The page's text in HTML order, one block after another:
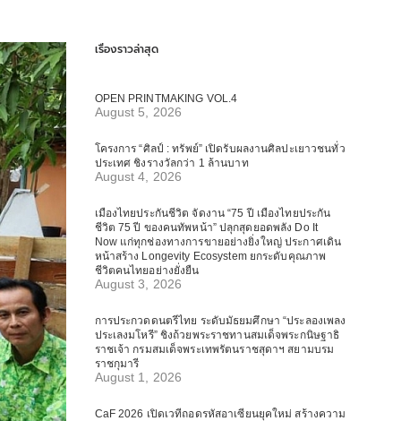
เรื่องราวล่าสุด
OPEN PRINTMAKING VOL.4
August 5, 2026
โครงการ “ศิลป์ : ทรัพย์” เปิดรับผลงานศิลปะเยาวชนทั่ว
ประเทศ ชิงรางวัลกว่า 1 ล้านบาท
August 4, 2026
เมืองไทยประกันชีวิต จัดงาน “75 ปี เมืองไทยประกัน
ชีวิต 75 ปี ของคนทัพหน้า” ปลุกสุดยอดพลัง Do It
Now แก่ทุกช่องทางการขายอย่างยิ่งใหญ่ ประกาศเดิน
หน้าสร้าง Longevity Ecosystem ยกระดับคุณภาพ
ชีวิตคนไทยอย่างยั่งยืน
August 3, 2026
การประกวดดนตรีไทย ระดับมัธยมศึกษา “ประลองเพลง
ประเลงมโหรี” ชิงถ้วยพระราชทานสมเด็จพระกนิษฐาธิ
ราชเจ้า กรมสมเด็จพระเทพรัตนราชสุดาฯ สยามบรม
ราชกุมารี
August 1, 2026
CaF 2026 เปิดเวทีถอดรหัสอาเซียนยุคใหม่ สร้างความ